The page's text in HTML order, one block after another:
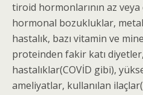
tiroid hormonlarının az veya
hormonal bozukluklar,
hastalık, bazı vitamin ve
proteinden fakir katı
hastalıklar(COVİD gibi),
ameliyatlar, kullanılan